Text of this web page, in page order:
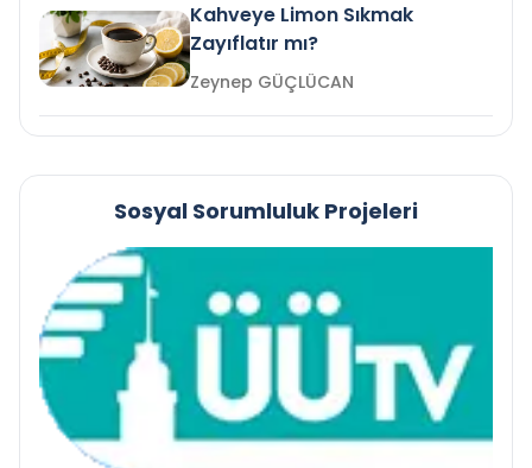
Kahveye Limon Sıkmak
Zayıflatır mı?
Zeynep GÜÇLÜCAN
Sosyal Sorumluluk Projeleri